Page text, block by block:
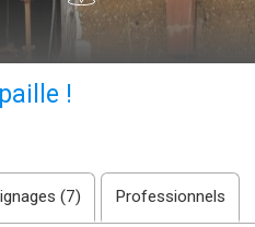
!
(7) Professionnels